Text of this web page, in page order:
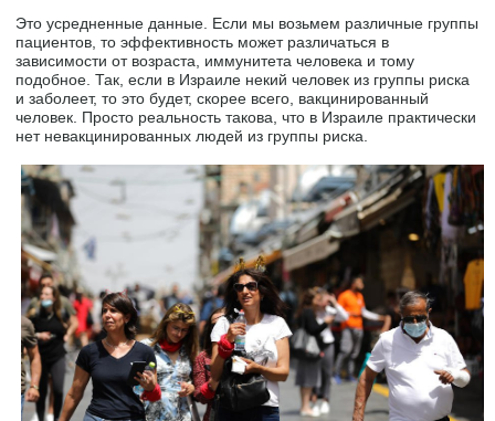
Это усредненные данные. Если мы возьмем различные группы
пациентов, то эффективность может различаться в
зависимости от возраста, иммунитета человека и тому
подобное. Так, если в Израиле некий человек из группы риска
и заболеет, то это будет, скорее всего, вакцинированный
человек. Просто реальность такова, что в Израиле практически
нет невакцинированных людей из группы риска.